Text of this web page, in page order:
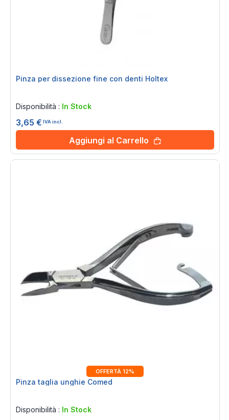
Pinza per dissezione fine con denti Holtex
Disponibilità : In Stock
3,65 € IVA incl.
Aggiungi al Carrello
OFFERTÀ 12%
Pinza taglia unghie Comed
Disponibilità : In Stock